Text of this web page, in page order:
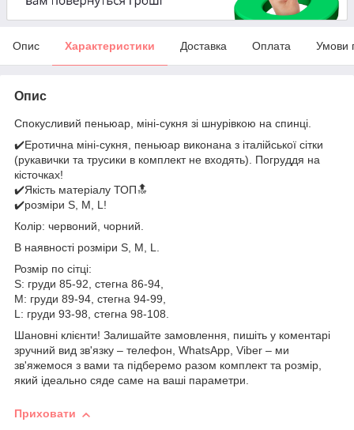
Опис Характеристики Доставка Оплата Умови
Опис
Спокусливий пеньюар, міні-сукня зі шнурівкою на спинці.
✔️Еротична міні-сукня, пеньюар виконана з італійської сітки
(рукавички та трусики в комплект не входять). Погруддя на
кісточках!
✔️Якість матеріалу ТОП🔝
✔️розміри S, M, L!
Колір: червоний, чорний.
В наявності розміри S, М, L.
Розмір по сітці:
S: груди 85-92, стегна 86-94,
М: груди 89-94, стегна 94-99,
L: груди 93-98, стегна 98-108.
Шановні клієнти! Залишайте замовлення, пишіть у коментарі
зручний вид зв'язку – телефон, WhatsApp, Viber – ми
зв'яжемося з вами та підберемо разом комплект та розмір,
який ідеально сяде саме на ваші параметри.
Приховати